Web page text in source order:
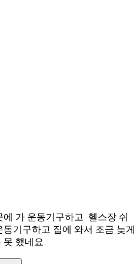
가 운동기구하고 헬스장 쉬
기구하고 집에 와서 조금 늦게
못 했네요